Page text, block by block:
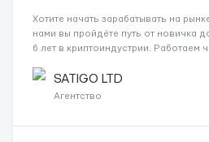
Хотите начать зарабатывать на
нами вы пройдёте путь от новичка
6 лет в криптоиндустрии. Работаем
будет входить в ваши задачи:
инстру...
SATIGO LTD
Агентство